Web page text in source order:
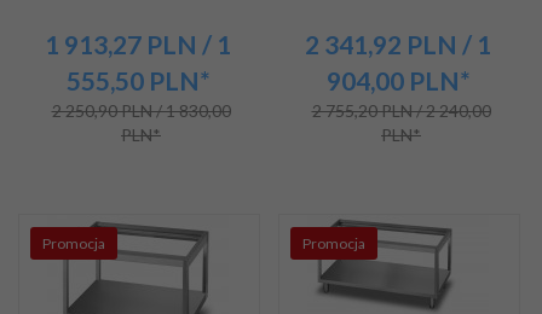
1 913,27 PLN / 1
555,50 PLN*
2 250,90 PLN / 1 830,00
PLN*
2 341,92 PLN / 1
904,00 PLN*
2 755,20 PLN / 2 240,00
PLN*
Promocja Promocja